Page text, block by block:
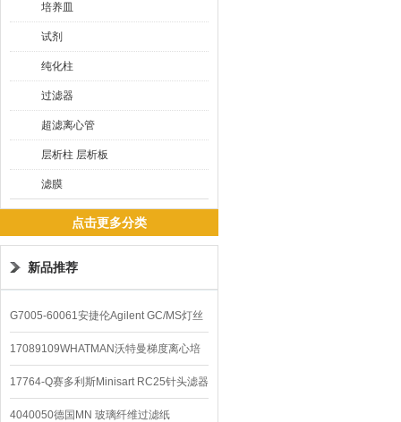
培养皿
试剂
纯化柱
过滤器
超滤离心管
层析柱 层析板
滤膜
点击更多分类
新品推荐
G7005-60061安捷伦Agilent GC/MS灯丝
配件
17089109WHATMAN沃特曼梯度离心培
养基
17764-Q赛多利斯Minisart RC25针头滤器
4040050德国MN 玻璃纤维过滤纸